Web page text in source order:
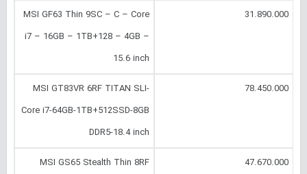
31.890.000
MSI GF63 Thin 9SC – C – Core
i7 – 16GB – 1TB+128 – 4GB –
15.6 inch
78.450.000
MSI GT83VR 6RF TITAN SLI-
Core i7-64GB-1TB+512SSD-8GB
DDR5-18.4 inch
47.670.000
MSI GS65 Stealth Thin 8RF